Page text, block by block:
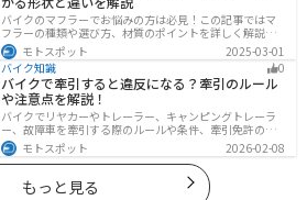
バイクのマフラーでお悩みの方は必見！この記事ではマ
フラーの種類や選び方、材質のポイントを詳しく解説し
ています。実は初めてのカスタマイズには、先端だけ変
えられるスリップオンマフラーがおすすめです。記事を
読めば、理想のサウンドと走りを手に入れられます。
モトスポット
2025-03-01
バイク知識
0
バイクで牽引すると違反になる？牽引のルール
や注意点を解説！
バイクでリヤカーやトレーラー、キャンピングトレーラ
ー、故障車を牽引する際のルールや条件、牽引免許の有
無、速度制限、必要な装備をわかりやすく解説。メリッ
ト・デメリットや注意点も紹介し、安全にバイクの積載
力をアップする方法をまとめました。
モトスポット 2026-02-08
もっと見る